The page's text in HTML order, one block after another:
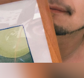
テクノロ
映像・映画
ビジネス・